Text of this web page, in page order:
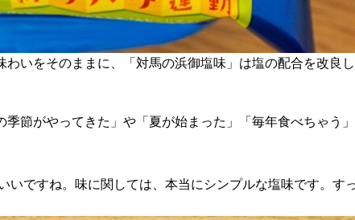
いをそのままに、「対馬の浜御塩味」は塩の配合を改良
節がやってきた」や「夏が始まった」「毎年食べちゃう
ですね。味に関しては、本当にシンプルな塩味です。す